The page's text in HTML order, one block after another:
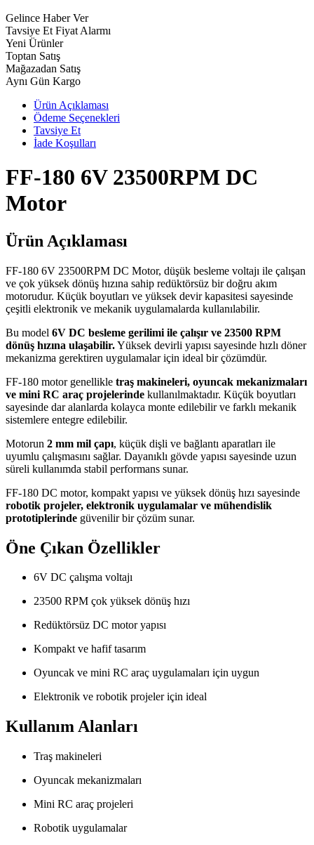
Gelince Haber Ver
Tavsiye Et Fiyat Alarmı
Yeni Ürünler
Toptan Satış
Mağazadan Satış
Aynı Gün Kargo
Ürün Açıklaması
Ödeme Seçenekleri
Tavsiye Et
İade Koşulları
FF-180 6V 23500RPM DC
Motor
Ürün Açıklaması
FF-180 6V 23500RPM DC Motor, düşük besleme voltajı ile çalışan
ve çok yüksek dönüş hızına sahip redüktörsüz bir doğru akım
motorudur. Küçük boyutları ve yüksek devir kapasitesi sayesinde
çeşitli elektronik ve mekanik uygulamalarda kullanılabilir.
Bu model 6V DC besleme gerilimi ile çalışır ve 23500 RPM
dönüş hızına ulaşabilir.Yüksek devirli yapısı sayesinde hızlı döner
mekanizma gerektiren uygulamalar için ideal bir çözümdür.
FF-180 motor genellikle traş makineleri, oyuncak mekanizmaları
ve mini RC araç projelerinde kullanılmaktadır. Küçük boyutları
sayesinde dar alanlarda kolayca monte edilebilir ve farklı mekanik
sistemlere entegre edilebilir.
Motorun 2 mm mil çapı, küçük dişli ve bağlantı aparatları ile
uyumlu çalışmasını sağlar. Dayanıklı gövde yapısı sayesinde uzun
süreli kullanımda stabil performans sunar.
FF-180 DC motor, kompakt yapısı ve yüksek dönüş hızı sayesinde
robotik projeler, elektronik uygulamalar ve mühendislik
prototiplerinde güvenilir bir çözüm sunar.
Öne Çıkan Özellikler
6V DC çalışma voltajı
23500 RPM çok yüksek dönüş hızı
Redüktörsüz DC motor yapısı
Kompakt ve hafif tasarım
Oyuncak ve mini RC araç uygulamaları için uygun
Elektronik ve robotik projeler için ideal
Kullanım Alanları
Traş makineleri
Oyuncak mekanizmaları
Mini RC araç projeleri
Robotik uygulamalar